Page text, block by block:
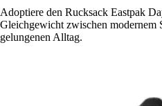
Adoptiere den Rucksack Eastpak
Gleichgewicht zwischen modernem
gelungenen Alltag.